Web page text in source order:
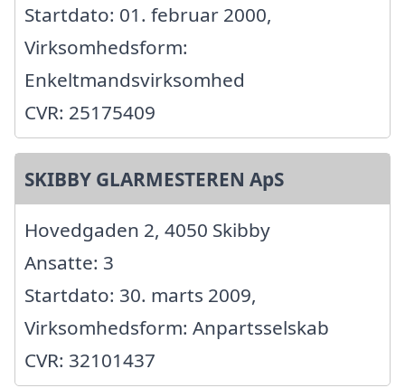
Startdato: 01. februar 2000,
Virksomhedsform:
Enkeltmandsvirksomhed
CVR: 25175409
SKIBBY GLARMESTEREN ApS
Hovedgaden 2, 4050 Skibby
Ansatte: 3
Startdato: 30. marts 2009,
Virksomhedsform: Anpartsselskab
CVR: 32101437